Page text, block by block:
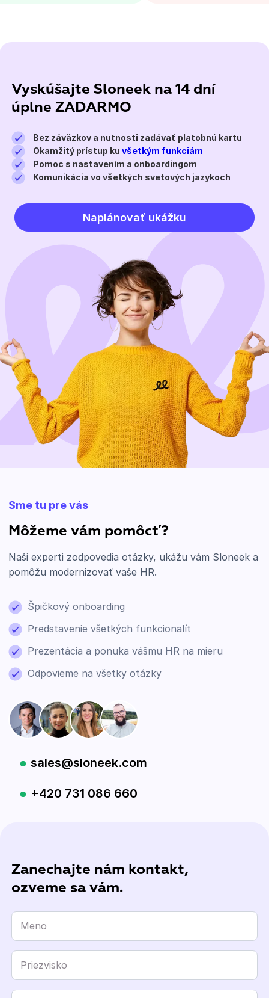
Vyskúšajte Sloneek na 14 dní
úplne ZADARMO
Bez záväzkov a nutnosti zadávať platobnú kartu
Okamžitý prístup ku všetkým funkciám
Pomoc s nastavením a onboardingom
Komunikácia vo všetkých svetových jazykoch
Naplánovať ukážku
Sme tu pre vás
Môžeme vám pomôcť?
Naši experti zodpovedia otázky, ukážu vám Sloneek a
pomôžu modernizovať vaše HR.
Špičkový onboarding
Predstavenie všetkých funkcionalít
Prezentácia a ponuka vášmu HR na mieru
Odpovieme na všetky otázky
sales@sloneek.com
+420 731 086 660
Zanechajte nám kontakt,
ozveme sa vám.